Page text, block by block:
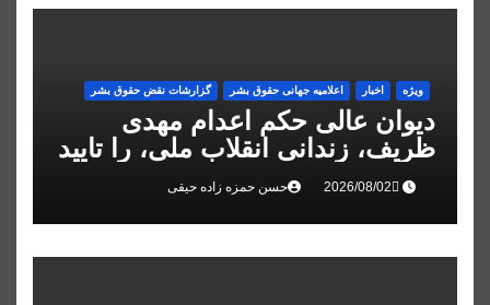
ویژه اخبار اعلاميه جهانی حقوق بشر گزارشات نقض حقوق بشر
دیوان عالی حکم اعدام مهدی
ظریف، زندانی انقلاب ملی، را تایید
کرد
حسن حمزه زاده حیقی